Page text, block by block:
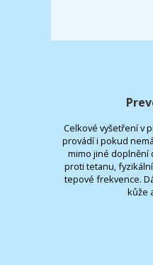
Celkové vyšetření v
provádí i pokud
mimo jiné doplnění
proti tetanu,
tepové frekvence.
kůže